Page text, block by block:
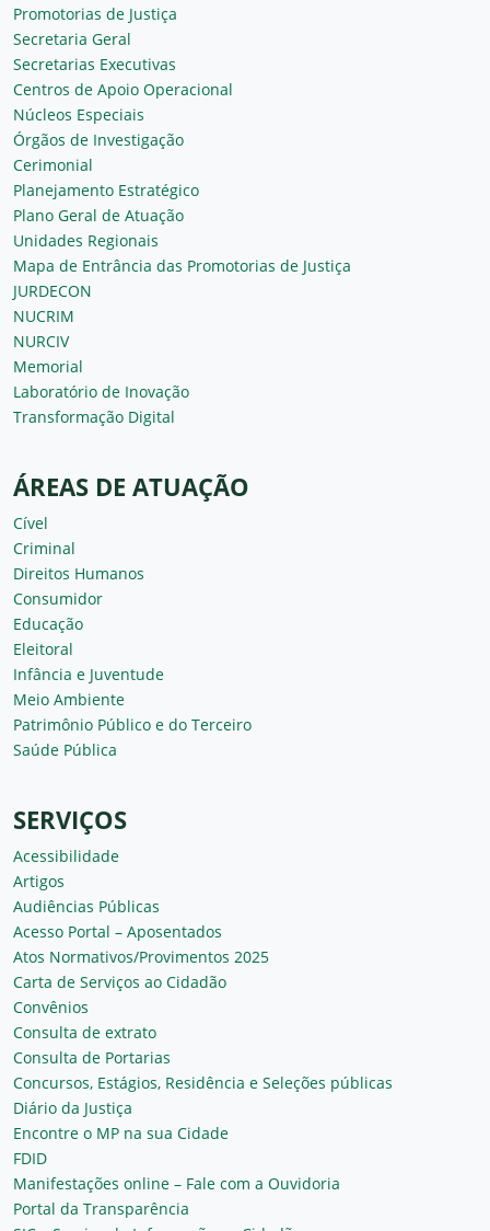
Promotorias de Justiça
Secretaria Geral
Secretarias Executivas
Centros de Apoio Operacional
Núcleos Especiais
Órgãos de Investigação
Cerimonial
Planejamento Estratégico
Plano Geral de Atuação
Unidades Regionais
Mapa de Entrância das Promotorias de Justiça
JURDECON
NUCRIM
NURCIV
Memorial
Laboratório de Inovação
Transformação Digital
ÁREAS DE ATUAÇÃO
Cível
Criminal
Direitos Humanos
Consumidor
Educação
Eleitoral
Infância e Juventude
Meio Ambiente
Patrimônio Público e do Terceiro
Saúde Pública
SERVIÇOS
Acessibilidade
Artigos
Audiências Públicas
Acesso Portal – Aposentados
Atos Normativos/Provimentos 2025
Carta de Serviços ao Cidadão
Convênios
Consulta de extrato
Consulta de Portarias
Concursos, Estágios, Residência e Seleções públicas
Diário da Justiça
Encontre o MP na sua Cidade
FDID
Manifestações online – Fale com a Ouvidoria
Portal da Transparência